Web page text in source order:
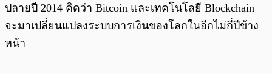
ปลายปี 2014 คิดว่า Bitcoin และเทคโนโลยี Blockchain
จะมาเปลี่ยนแปลงระบบการเงินของโลกในอีกไม่กี่ปีข้าง
หน้า